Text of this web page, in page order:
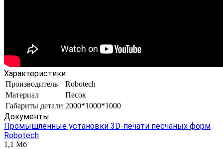
Характеристики
Производитель
Robotech
Материал
Песок
Габариты детали 2000*1000*1000
Документы
Промышленные установки 3D-печати песчаных форм
Robotech
1,1 Мб